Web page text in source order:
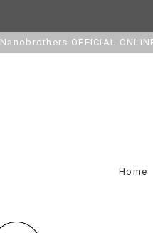
Nanobrothers OFFICIAL
Home